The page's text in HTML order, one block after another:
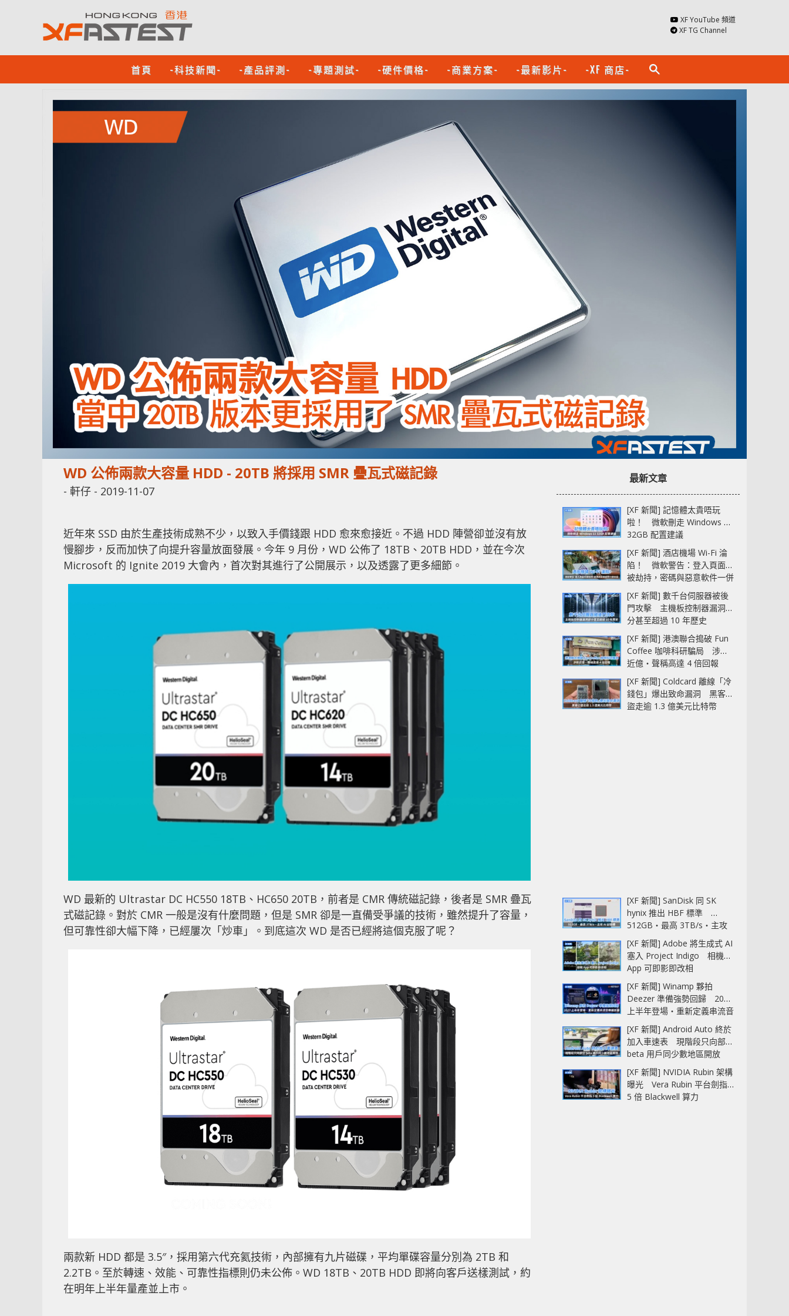
XF YouTube 頻道
XF TG Channel
首頁 -科技新聞- -產品評測- -專題測試- -硬件價格- -商業方案- -最新影片- -XF 商店- search
WD 公佈兩款大容量 HDD - 20TB 將採用 SMR 疊瓦式磁記錄
- 軒仔 - 2019-11-07
近年來 SSD 由於生產技術成熟不少，以致入手價錢跟 HDD 愈來愈接近。不過 HDD 陣營卻並沒有放
慢腳步，反而加快了向提升容量放面發展。今年 9 月份，WD 公佈了 18TB、20TB HDD，並在今次
Microsoft 的 Ignite 2019 大會內，首次對其進行了公開展示，以及透露了更多細節。
WD 最新的 Ultrastar DC HC550 18TB、HC650 20TB，前者是 CMR 傳統磁記錄，後者是 SMR 疊瓦
式磁記錄。對於 CMR 一般是沒有什麼問題，但是 SMR 卻是一直備受爭議的技術，雖然提升了容量，
但可靠性卻大幅下降，已經屢次「炒車」。到底這次 WD 是否已經將這個克服了呢？
兩款新 HDD 都是 3.5″，採用第六代充氦技術，內部擁有九片磁碟，平均單碟容量分別為 2TB 和
2.2TB。至於轉速、效能、可靠性指標則仍未公佈。WD 18TB、20TB HDD 即將向客戶送樣測試，約
在明年上半年量產並上市。
最新文章
[XF 新聞] 記憶體太貴唔玩
啦！ 微軟刪走 Windows 11
32GB 配置建議
[XF 新聞] 酒店機場 Wi-Fi 淪
陷！ 微軟警告：登入頁面可
被劫持，密碼與惡意軟件一併
中招
[XF 新聞] 數千台伺服器被後
門攻擊 主機板控制器漏洞部
分甚至超過 10 年歷史
[XF 新聞] 港澳聯合搗破 Fun
Coffee 咖啡科研騙局 涉款
近億‧聲稱高達 4 倍回報
[XF 新聞] Coldcard 離線「冷
錢包」爆出致命漏洞 黑客已
盜走逾 1.3 億美元比特幣
[XF 新聞] SanDisk 同 SK
hynix 推出 HBF 標準
512GB‧最高 3TB/s‧主攻
AI 記憶體
[XF 新聞] Adobe 將生成式 AI
塞入 Project Indigo 相機
App 可即影即改相
[XF 新聞] Winamp 夥拍
Deezer 準備強勢回歸 2027
上半年登場‧重新定義串流音
樂播放器
[XF 新聞] Android Auto 終於
加入車速表 現階段只向部分
beta 用戶同少數地區開放
[XF 新聞] NVIDIA Rubin 架構
曝光 Vera Rubin 平台劍指
5 倍 Blackwell 算力